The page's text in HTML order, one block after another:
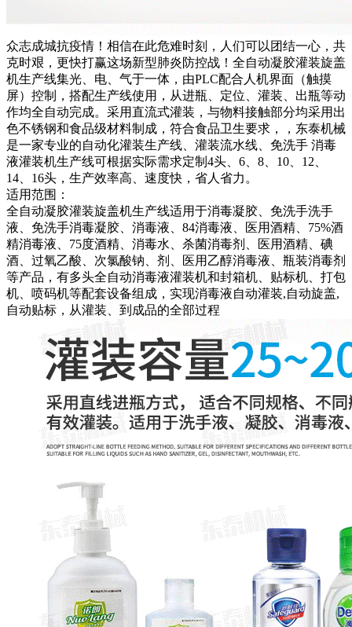
众志成城抗疫情！相信在此危难时刻，人们可以团结一心，共
克时艰，更快打赢这场新型肺炎防控战！全自动凝胶灌装旋盖
机生产线集光、电、气于一体，由PLC配合人机界面（触摸
屏）控制，搭配生产线使用，从进瓶、定位、灌装、出瓶等动
作均全自动完成。采用直流式灌装，与物料接触部分均采用出
色不锈钢和食品级材料制成，符合食品卫生要求，，东泰机械
是一家专业的自动化灌装生产线、灌装流水线、免洗手 消毒
液灌装机生产线可根据实际需求定制4头、6、8、10、12、
14、16头，生产效率高、速度快，省人省力。
适用范围：
全自动凝胶灌装旋盖机生产线适用于消毒凝胶、免洗手洗手
液、免洗手消毒凝胶、消毒液、84消毒液、医用酒精、75%酒
精消毒液、75度酒精、消毒水、杀菌消毒剂、医用酒精、碘
酒、过氧乙酸、次氯酸钠、剂、医用乙醇消毒液、瓶装消毒剂
等产品，有多头全自动消毒液灌装机和封箱机、贴标机、打包
机、喷码机等配套设备组成，实现消毒液自动灌装,自动旋盖,
自动贴标，从灌装、到成品的全部过程